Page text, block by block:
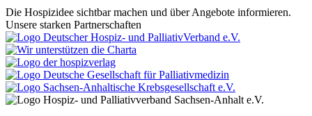
Die Hospizidee sichtbar machen und über Angebote informieren.
Unsere starken Partnerschaften